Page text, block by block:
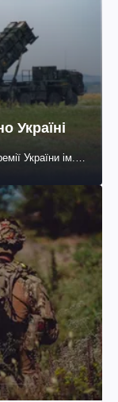
Україні
України ім.